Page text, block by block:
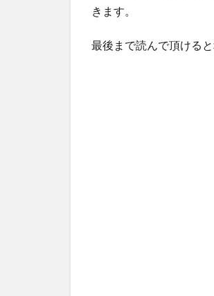
きます。
最後まで読んで頂けると